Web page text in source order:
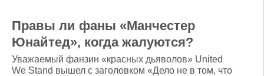
Правы ли фаны «Манчестер
Юнайтед», когда жалуются?
Уважаемый фанзин «красных дьяволов» United
We Stand вышел с заголовком «Дело не в том, что